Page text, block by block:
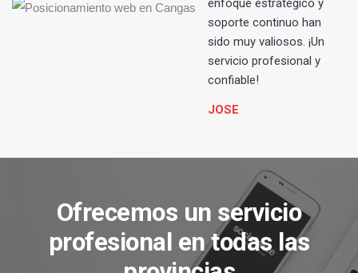
enfoque estratégico y
soporte continuo han
sido muy valiosos. ¡Un
servicio profesional y
confiable!
JOSE
Ofrecemos un servicio
profesional en todas las